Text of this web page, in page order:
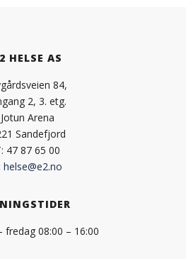
HELSE AS
84,
2, 3. etg.
Jotun Arena
Sandefjord
47 87 65 00
helse@e2.no
fredag 08:00 – 16:00